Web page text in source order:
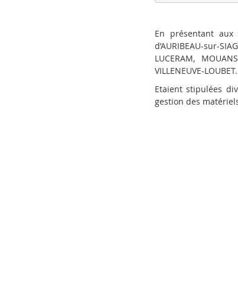
En présentant aux
d’AURIBEAU-sur-
LUCERAM,
VILLENEUVE-LOUBET.
Etaient stipulées
gestion des